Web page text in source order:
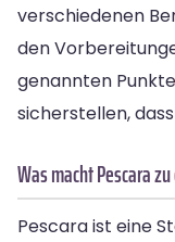
verschiedenen
den
genannten
sicherstellen,
Was macht Pescara
Pescara ist eine